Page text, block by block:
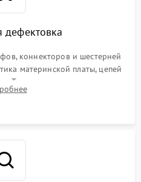
дефектовка
коннекторов и шестерней
материнской платы, цепей
Тестирование механизма
стабилизации.